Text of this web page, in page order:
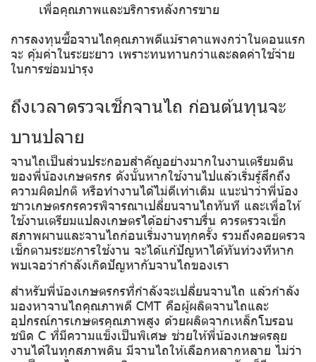
เพื่อคุณภาพและบริการหลังการขาย
การลงทุนซื้อจานไถคุณภาพดีแม้ราคาแพงกว่าในตอนแรก
จะ คุ้มค่าในระยะยาว เพราะทนทานกว่าและลดค่าใช้จ่าย
ในการซ่อมบำรุง
ถึงเวลาตรวจเช็กจานไถ ก่อนต้นทุนจะ
บานปลาย
จานไถเป็นส่วนประกอบสำคัญอย่างมากในงานเตรียมดิน
ของพี่น้องเกษตรกร ดังนั้นหากใช้งานไปแล้วเริ่มรู้สึกถึง
ความผิดปกติ หรือทำงานได้ไม่ดีเท่าเดิม แนะนำว่าพี่น้อง
ชาวเกษตรกรควรพิจารณาเปลี่ยนจานไถทันที และเพื่อให้
ใช้งานเตรียมแปลงเกษตรได้อย่างราบรื่น ควรตรวจเช็ก
สภาพผานและจานไถก่อนเริ่มงานทุกครั้ง รวมถึงคอยตรวจ
เช็กตามระยะการใช้งาน จะได้แก้ปัญหาได้ทันท่วงทีหาก
พบเจอว่ากำลังเกิดปัญหากับจานไถของเรา
สำหรับพี่น้องเกษตรกรที่กำลังจะเปลี่ยนจานไถ แล้วกำลัง
มองหาจานไถคุณภาพดี CMT คือผู้ผลิตจานไถและ
อุปกรณ์การเกษตรคุณภาพสูง ด้วยผลิตจากเหล็กโบรอน
ชนิด C ที่มีความแข็งเป็นพิเศษ ช่วยให้พี่น้องเกษตรลุย
งานได้ในทุกสภาพดิน มีจานไถให้เลือกหลากหลาย ไม่ว่า